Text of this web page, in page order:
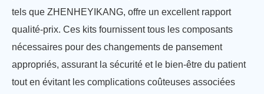
tels que ZHENHEYIKANG, offre un excellent rapport
qualité-prix. Ces kits fournissent tous les composants
nécessaires pour des changements de pansement
appropriés, assurant la sécurité et le bien-être du patient
tout en évitant les complications coûteuses associées